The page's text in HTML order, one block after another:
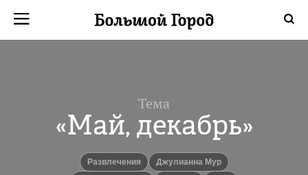
Тема
«Май, декабрь»
Развлечения
Джулианна Мур